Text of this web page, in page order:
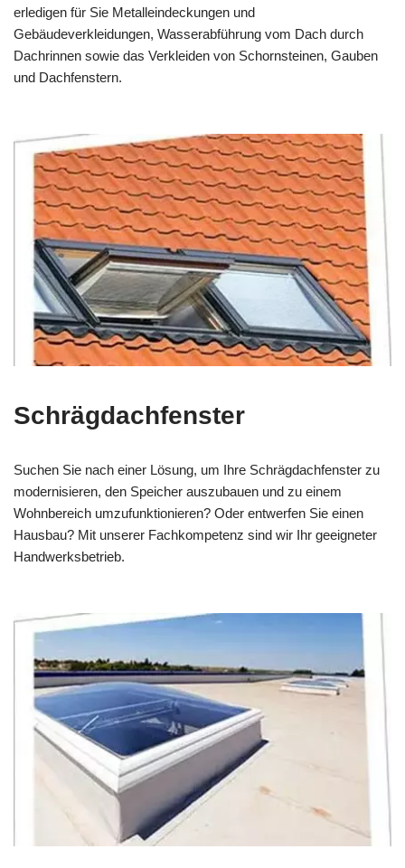
erledigen für Sie Metalleindeckungen und
Gebäudeverkleidungen, Wasserabführung vom Dach durch
Dachrinnen sowie das Verkleiden von Schornsteinen, Gauben
und Dachfenstern.
Schrägdachfenster
Suchen Sie nach einer Lösung, um Ihre Schrägdachfenster zu
modernisieren, den Speicher auszubauen und zu einem
Wohnbereich umzufunktionieren? Oder entwerfen Sie einen
Hausbau? Mit unserer Fachkompetenz sind wir Ihr geeigneter
Handwerksbetrieb.